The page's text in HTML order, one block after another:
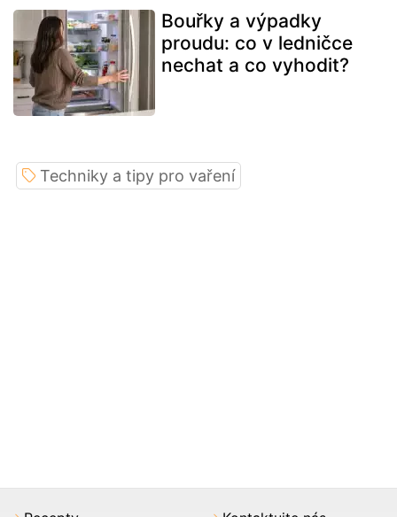
Bouřky a výpadky
proudu: co v ledničce
nechat a co vyhodit?
Techniky a tipy pro vaření